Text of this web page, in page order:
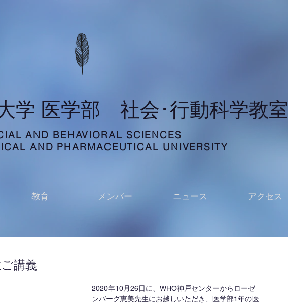
学 医学部 社会･行動科学教室
AND BEHAVIORAL SCIENCES
AND PHARMACEUTICAL UNIVERSITY
教育 メンバー ニュース アクセス
講義
2020年10月26日に、WHO神戸センターからローゼ
ンバーグ恵美先生にお越しいただき、医学部1年の医